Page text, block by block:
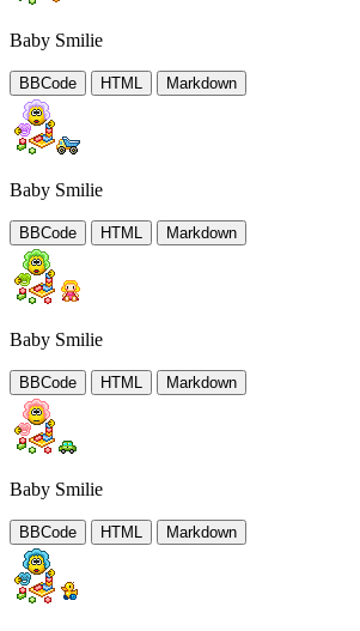
Baby Smilie
BBCode HTML Markdown
Baby Smilie
BBCode HTML Markdown
Baby Smilie
BBCode HTML Markdown
Baby Smilie
BBCode HTML Markdown